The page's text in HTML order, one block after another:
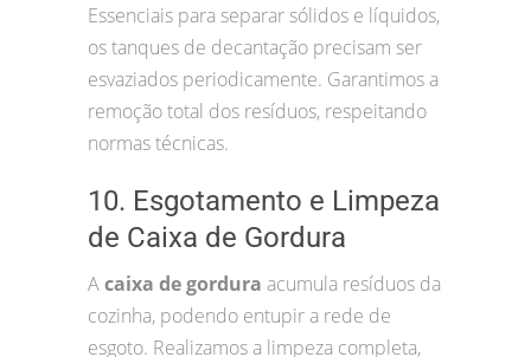
Essenciais para separar sólidos e líquidos,
os tanques de decantação precisam ser
esvaziados periodicamente. Garantimos a
remoção total dos resíduos, respeitando
normas técnicas.
10. Esgotamento e Limpeza
de Caixa de Gordura
Acaixa de gordura acumula resíduos da
cozinha, podendo entupir a rede de
esgoto. Realizamos a limpeza completa,